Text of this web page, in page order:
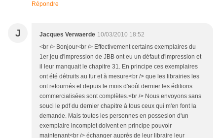
Répondre
J Jacques Verwaerde 10/03/2010 18:52
<br /> Bonjour<br /> Effectivement certains exemplaires du
1er jeu d'impression de JBB ont eu un défaut d'impression et
il leur manquait le chapitre 31. En principe ces exemplaires
ont été détruits au fur et à mesure<br /> que les librairies les
ont retournés et depuis le mois d'août dernier les éditions
commercialisées sont complètes.<br /> Nous envoyons sans
souci le pdf du dernier chapitre à tous ceux qui m'en font la
demande. Mais toutes les personnes en possesion d'un
exemplaire incomplet doivent en principe pouvoir
maintenant<br /> échanger auprès de leur libraire leur